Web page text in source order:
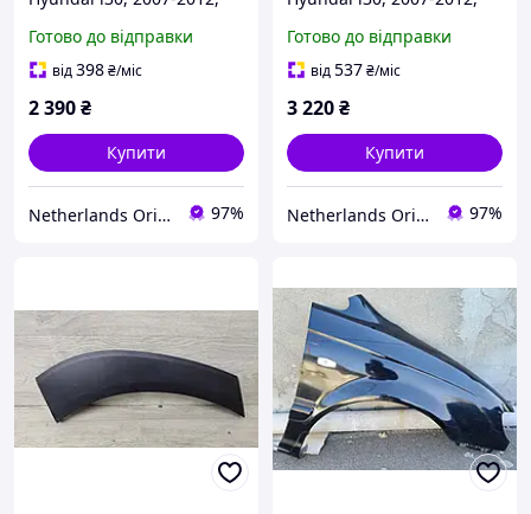
Готово до відправки
від398₴/міс
2 390₴
Купити
Netherlands Original Parts 97%
Готово до відправки
від537₴/міс
3 220₴
Купити
Netherlands Original Parts 97%